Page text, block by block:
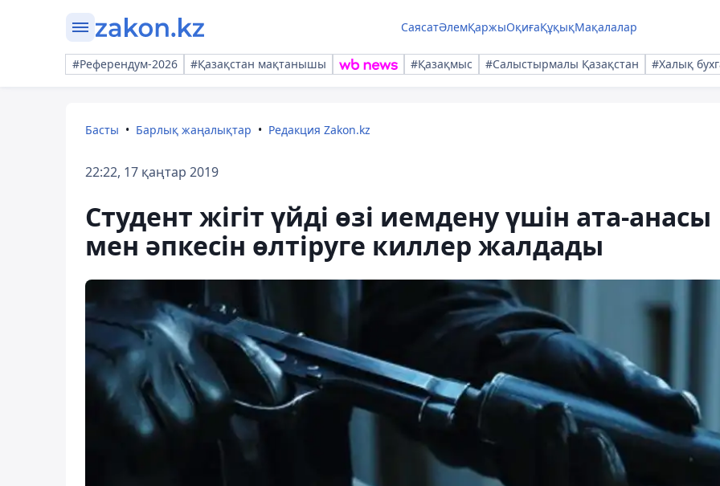
СаясатӘлемҚаржыОқиғаҚұқықМақалалар
#Референдум-2026 #Қазақстан мақтанышы #Қазақмыс #Салыстырмалы Қазақстан #Халық
Басты Барлық жаңалықтар Редакция Zakon.kz
22:22, 17 қаңтар 2019
Студент жігіт үйді өзі иемдену үшін ата-анасы
мен әпкесін өлтіруге киллер жалдады